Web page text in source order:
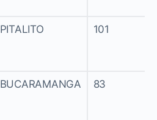
PITALITO 101
BUCARAMANGA 83